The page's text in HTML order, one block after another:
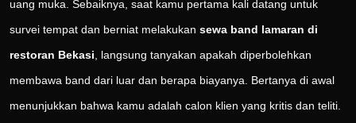
uang muka. Sebaiknya, saat kamu pertama kali datang untuk
survei tempat dan berniat melakukan sewa band lamaran di
restoran Bekasi , langsung tanyakan apakah diperbolehkan
membawa band dari luar dan berapa biayanya. Bertanya di awal
menunjukkan bahwa kamu adalah calon klien yang kritis dan teliti.